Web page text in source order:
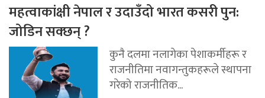
महत्वाकांक्षी नेपाल र उदाउँदो भारत कसरी पुन:
जोडिन सक्छन् ?
कुनै दलमा नलागेका पेशाकर्मीहरू र
राजनीतिमा नवागन्तुकहरूले स्थापना
गरेको राजनीतिक...